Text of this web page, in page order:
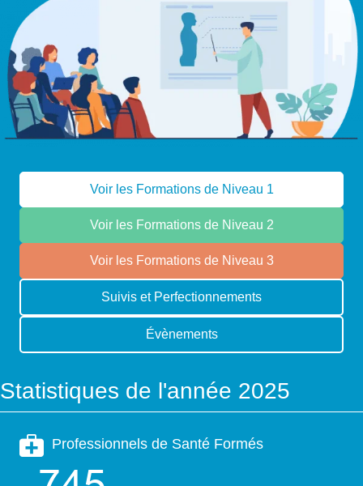
Voir les Formations de Niveau 1
Voir les Formations de Niveau 2
Voir les Formations de Niveau 3
Suivis et Perfectionnements
Évènements
Statistiques de l'année 2025
Professionnels de Santé Formés